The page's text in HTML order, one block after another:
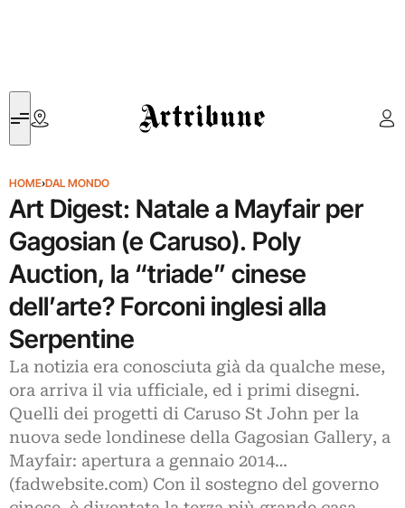
Artribune
HOME›DAL MONDO
Art Digest: Natale a Mayfair per
Gagosian (e Caruso). Poly
Auction, la “triade” cinese
dell’arte? Forconi inglesi alla
Serpentine
La notizia era conosciuta già da qualche mese,
ora arriva il via ufficiale, ed i primi disegni.
Quelli dei progetti di Caruso St John per la
nuova sede londinese della Gagosian Gallery, a
Mayfair: apertura a gennaio 2014…
(fadwebsite.com) Con il sostegno del governo